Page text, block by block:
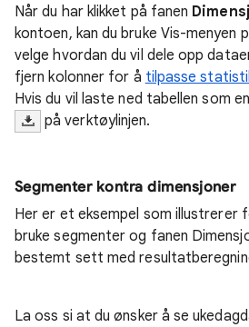
Når du har klikket på fanen
kontoen, kan du bruke Vis-menyen
velge hvordan du vil dele opp
fjern kolonner for å tilpasse
Hvis du vil laste ned tabellen som
på verktøylinjen.
Segmenter kontra dimensjoner
Her er et eksempel som illustrerer
bruke segmenter og fanen
bestemt sett med
La oss si at du ønsker å se